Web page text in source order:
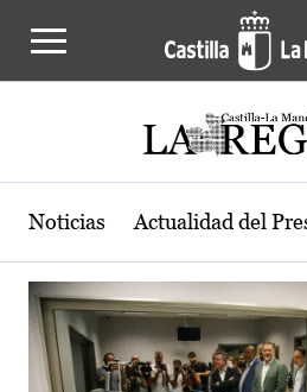
Actualidad de la
Noticias Actualidad del